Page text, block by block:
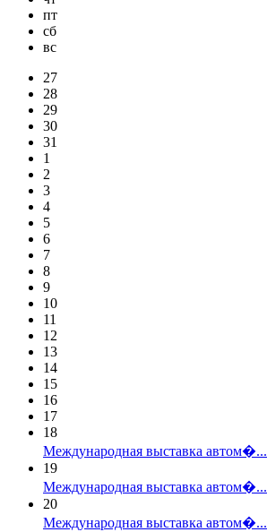
пт
сб
вс
27
28
29
30
31
1
2
3
4
5
6
7
8
9
10
11
12
13
14
15
16
17
18
Международная выставка автом�...
19
Международная выставка автом�...
20
Международная выставка автом�...